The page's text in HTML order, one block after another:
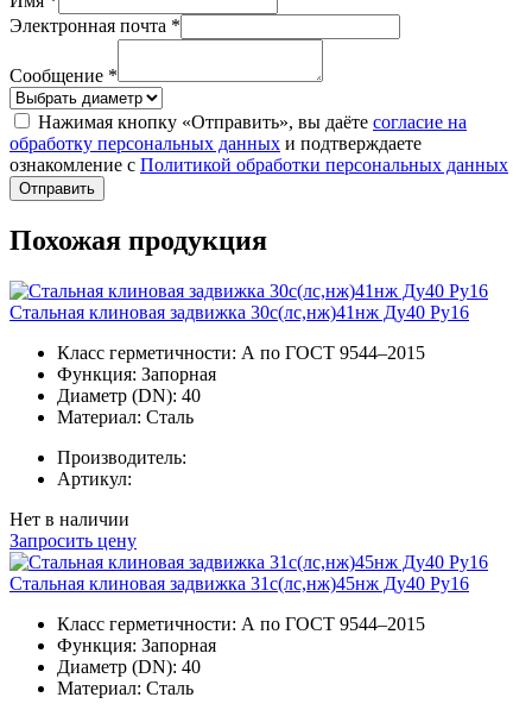
Электронная почта *
Сообщение *
Нажимая кнопку «Отправить», вы даёте согласие на
обработку персональных данных и подтверждаете
ознакомление с Политикой обработки персональных данных
Отправить
Похожая продукция
Стальная клиновая задвижка 30с(лс,нж)41нж Ду40 Ру16
Класс герметичности: А по ГОСТ 9544–2015
Функция: Запорная
Диаметр (DN): 40
Материал: Сталь
Производитель:
Артикул:
Нет в наличии
Запросить цену
Стальная клиновая задвижка 31с(лс,нж)45нж Ду40 Ру16
Класс герметичности: А по ГОСТ 9544–2015
Функция: Запорная
Диаметр (DN): 40
Материал: Сталь